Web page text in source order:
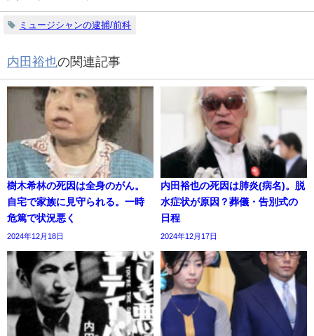
ミュージシャンの逮捕/前科
内田裕也の関連記事
樹木希林の死因は全身のがん。
自宅で家族に見守られる。一時
危篤で状況悪く
2024年12月18日
内田裕也の死因は肺炎(病名)。脱
水症状が原因？葬儀・告別式の
日程
2024年12月17日